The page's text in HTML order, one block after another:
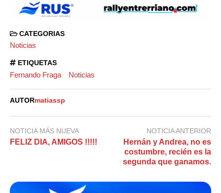
CATEGORIAS
Noticias
ETIQUETAS
Fernando Fraga Noticias
AUTORmatiassp
NOTICIA MÁS NUEVA
FELIZ DIA, AMIGOS !!!!!
NOTICIA ANTERIOR
Hernán y Andrea, no es
costumbre, recién es la
segunda que ganamos.